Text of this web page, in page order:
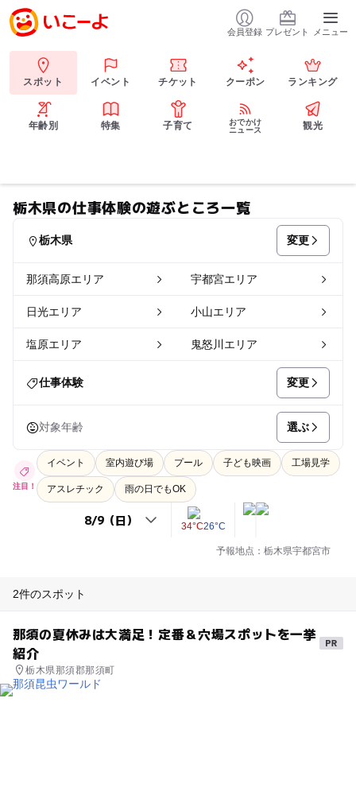
会員登録 プレゼント メニュー
スポット イベント チケット クーポン ランキング
年齢別 特集 子育て
おでかけ
ニュース
観光
栃木県の仕事体験の遊ぶところ一覧
栃木県 変更
那須高原エリア 宇都宮エリア
日光エリア 小山エリア
塩原エリア 鬼怒川エリア
仕事体験 変更
対象年齢 選ぶ
注目！
イベント 室内遊び場 プール 子ども映画 工場見学
アスレチック 雨の日でもOK
34°C26°C
予報地点：栃木県宇都宮市
2件のスポット
那須の夏休みは大満足！定番＆穴場スポットを一挙
紹介
栃木県那須郡那須町